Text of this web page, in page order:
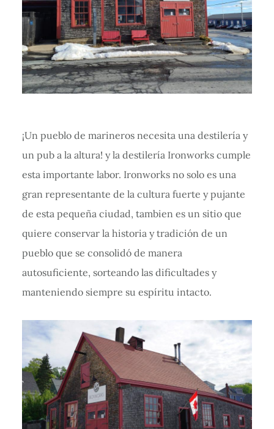
¡Un pueblo de marineros necesita una destilería y
un pub a la altura! y la destilería Ironworks cumple
esta importante labor. Ironworks no solo es una
gran representante de la cultura fuerte y pujante
de esta pequeña ciudad, tambien es un sitio que
quiere conservar la historia y tradición de un
pueblo que se consolidó de manera
autosuficiente, sorteando las dificultades y
manteniendo siempre su espíritu intacto.